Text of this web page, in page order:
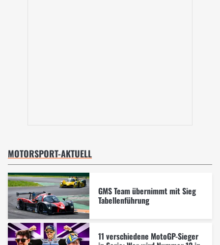
MOTORSPORT-AKTUELL
GMS Team übernimmt mit Sieg
Tabellenführung
11 verschiedene MotoGP-Sieger